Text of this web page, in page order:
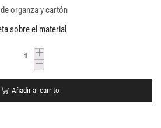
organza y cartón
sobre el material
Añadir al carrito